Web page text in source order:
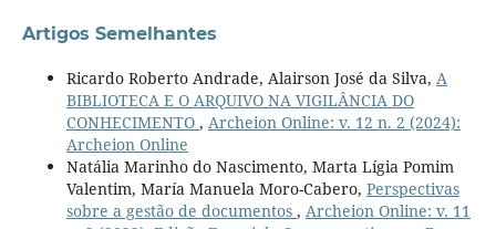
Artigos Semelhantes
Ricardo Roberto Andrade, Alairson José da Silva, A
BIBLIOTECA E O ARQUIVO NA VIGILÂNCIA DO
CONHECIMENTO , Archeion Online: v. 12 n. 2 (2024):
Archeion Online
Natália Marinho do Nascimento, Marta Lígia Pomim
Valentim, María Manuela Moro-Cabero, Perspectivas
sobre a gestão de documentos , Archeion Online: v. 11